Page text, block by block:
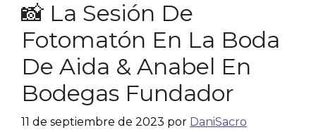
📸 La Sesión De
Fotomatón En La Boda
De Aida & Anabel En
Bodegas Fundador
11 de septiembre de 2023 por DaniSacro